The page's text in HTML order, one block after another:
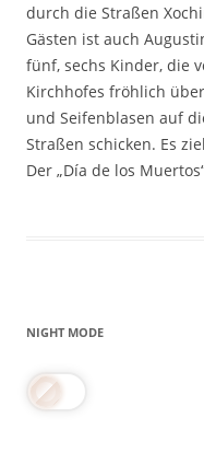
durch die Straßen
Gästen ist auch
fünf, sechs Kinder, die
Kirchhofes fröhlich
und Seifenblasen auf
Straßen schicken. Es
Der „Día de los
NIGHT MODE